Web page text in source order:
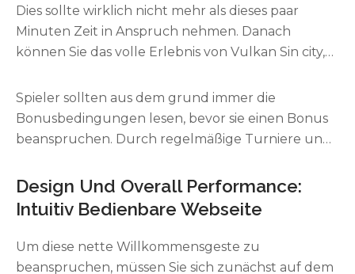
Kryptowährungen stehen zwar wirklich nicht zur
Auswahl, dafür aber einige Purses wie Neteller.
Dies sollte wirklich nicht mehr als dieses paar
Minuten Zeit in Anspruch nehmen. Danach
können Sie das volle Erlebnis von Vulkan Sin city,
nutzen. Sollten Sie Ihren Marketing Code
während eben dieser Registrierung nicht
eingegeben haben, können Sie es später im
berg (umgangssprachlich) Vegas. Nun wissen Sie
genau, was Sie im Jahr 2024 bei Vulkan Las vegas
an Boni erwartet. Wir haben» «noch eine Fülle von
interessanten Angeboten, die vonseiten Boni ohne
Spieler sollten aus dem grund immer die
Bonusbedingungen lesen, bevor sie einen Bonus
beanspruchen. Durch regelmäßige Turniere und
Möglichkeit, gegen andere Spieler anzutreten
und zusätzliche Belohnungen zu gewinnen.
und begeben Sie gegenseitig auf eine Fahrt nach
Reichtum. Diese exklusiven Angebote offerieren
Design Und Overall Performance:
Intuitiv Bedienbare Webseite
Um diese nette Willkommensgeste zu
beanspruchen, müssen Sie sich zunächst auf dem